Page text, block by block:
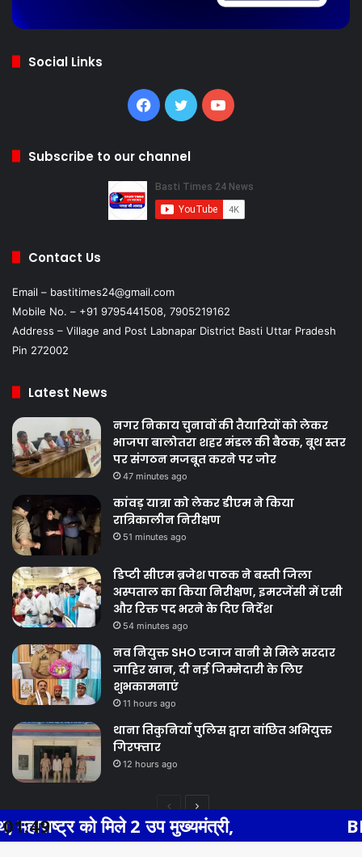
Social Links
Facebook
TwitterYouTube
Subscribe to our channel
Contact Us
Email – bastitimes24@gmail.com
Mobile No. – +91 9795441508, 7905219162
Address – Village and Post Labnapar District Basti Uttar Pradesh
Pin 272002
Latest News
नगर निकाय चुनावों की तैयारियों को लेकर
भाजपा बालोतरा शहर मंडल की बैठक, बूथ स्तर
पर संगठन मजबूत करने पर जोर
47 minutes ago
कांवड़ यात्रा को लेकर डीएम ने किया
रात्रिकालीन निरीक्षण
51 minutes ago
डिप्टी सीएम ब्रजेश पाठक ने बस्ती जिला
अस्पताल का किया निरीक्षण, इमरजेंसी में एसी
और रिक्त पद भरने के दिए निर्देश
54 minutes ago
नव नियुक्त SHO एजाज वानी से मिले सरदार
जाहिर खान, दी नई जिम्मेदारी के लिए
शुभकामनाएं
11 hours ago
थाना तिकुनियाँ पुलिस द्वारा वांछित अभियुक्त
गिरफ्तार
12 hours ago
Previous
page
Next
page
Facebook Twitter WhatsApp Telegram
2 उप मुख्यमंत्री, BHIWADI
01:49